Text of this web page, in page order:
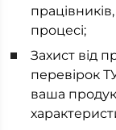
процесі;
Захист від
перевірок
ваша